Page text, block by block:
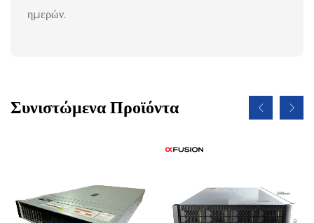
ημερών.
Συνιστώμενα Προϊόντα